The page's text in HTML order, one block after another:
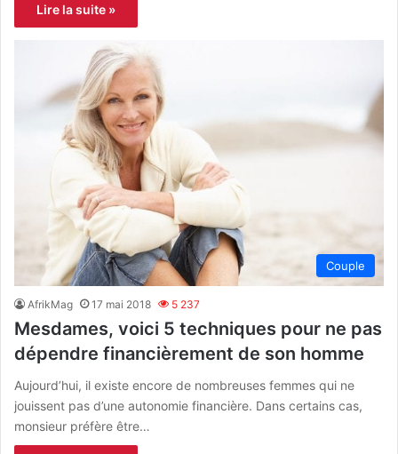
Lire la suite »
Couple
AfrikMag 17 mai 2018 5 237
Mesdames, voici 5 techniques pour ne pas
dépendre financièrement de son homme
Aujourd’hui, il existe encore de nombreuses femmes qui ne
jouissent pas d’une autonomie financière. Dans certains cas,
monsieur préfère être…